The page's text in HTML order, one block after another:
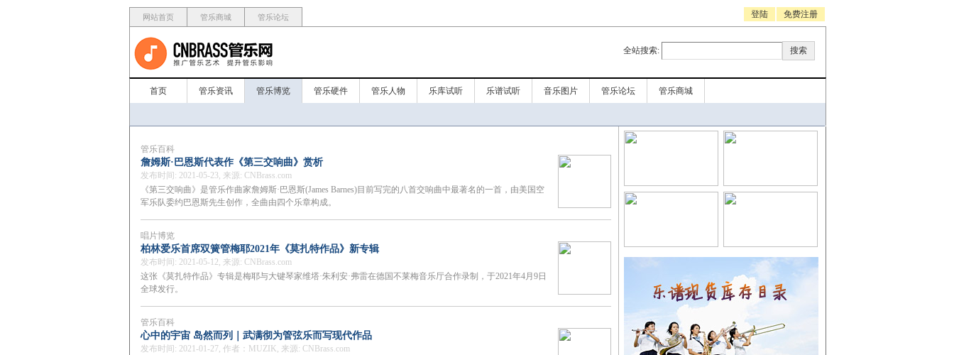
网站首页 管乐商城 管乐论坛 登陆 免费注册
全站搜索:
首页 管乐资讯 管乐博览 管乐硬件 管乐人物 乐库试听 乐谱试听 音乐图片 管乐论坛 管乐商城
管乐百科
詹姆斯·巴恩斯代表作《第三交响曲》赏析
发布时间: 2021-05-23, 来源: CNBrass.com
《第三交响曲》是管乐作曲家詹姆斯·巴恩斯(James Barnes)目前写完的八首交响曲中最著名的一首，由美国空
军乐队委约巴恩斯先生创作，全曲由四个乐章构成。
唱片博览
柏林爱乐首席双簧管梅耶2021年《莫扎特作品》新专辑
发布时间: 2021-05-12, 来源: CNBrass.com
这张《莫扎特作品》专辑是梅耶与大键琴家维塔·朱利安·弗雷在德国不莱梅音乐厅合作录制，于2021年4月9日
全球发行。
管乐百科
心中的宇宙 岛然而列｜武满彻为管弦乐而写现代作品
发布时间: 2021-01-27, 作者：MUZIK, 来源: CNBrass.com